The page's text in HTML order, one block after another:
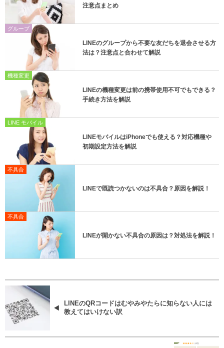
注意点まとめ
グループ
LINEのグループから不要な友だちを退会させる方
法は？注意点と合わせて解説
機種変更
LINEの機種変更は前の携帯使用不可でもできる？
手続き方法を解説
LINE モバイル
LINEモバイルはiPhoneでも使える？対応機種や
初期設定方法を解説
不具合
LINEで既読つかないのは不具合？原因を解説！
不具合
LINEが開かない不具合の原因は？対処法を解説！
LINEのQRコードはむやみやたらに知らない人には
教えてはいけない訳